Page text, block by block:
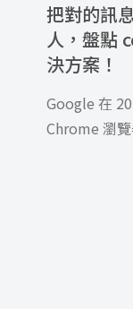
把對的訊
人，盤點
決方案！
Google 在
Chrome 瀏